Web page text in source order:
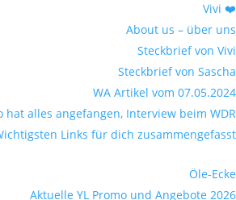
Vivi ❤️
About us – über uns
Steckbrief von Vivi
Steckbrief von Sascha
WA Artikel vom 07.05.2024
hat alles angefangen, Interview beim WDR
Links für dich zusammengefasst
Öle-Ecke
Aktuelle YL Promo und Angebote 2026